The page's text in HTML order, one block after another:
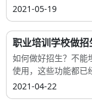
2021-05-19
职业培训学校做招
如何做好招生？不能
使用，这些功能都已
2021-04-22